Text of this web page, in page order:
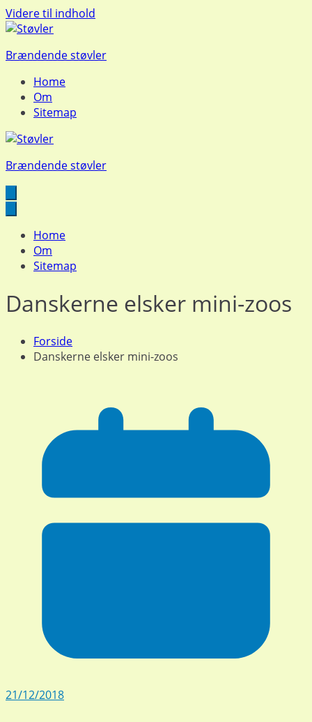
Videre til indhold
Brændende støvler
Home
Om
Sitemap
Brændende støvler
Home
Om
Sitemap
Danskerne elsker mini-zoos
Forside
Danskerne elsker mini-zoos
21/12/2018